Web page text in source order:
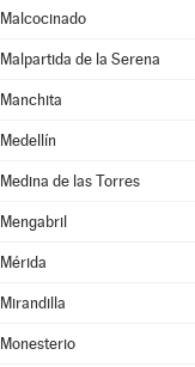
Malcocinado
Malpartida de la Serena
Manchita
Medellín
Medina de las Torres
Mengabril
Mérida
Mirandilla
Monesterio